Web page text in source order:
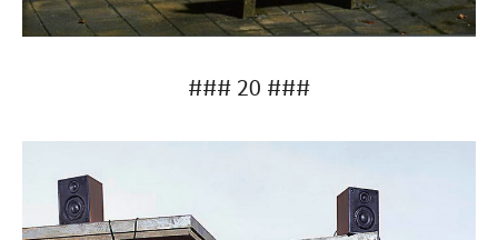
### 20 ###